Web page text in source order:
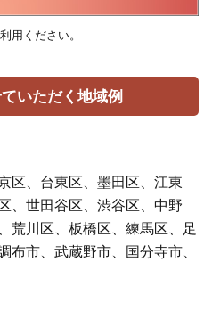
用ください。
いただく地域例
区、台東区、墨田区、江東
、世田谷区、渋谷区、中野
荒川区、板橋区、練馬区、足
布市、武蔵野市、国分寺市、